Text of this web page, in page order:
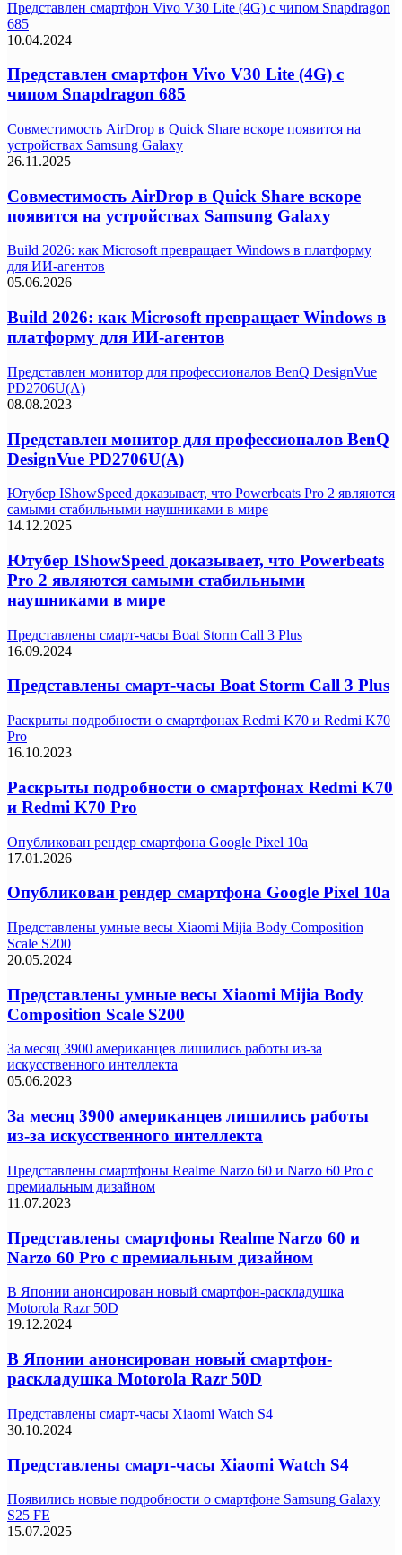
Представлен смартфон Vivo V30 Lite (4G) с чипом Snapdragon
685
10.04.2024
Представлен смартфон Vivo V30 Lite (4G) с
чипом Snapdragon 685
Совместимость AirDrop в Quick Share вскоре появится на
устройствах Samsung Galaxy
26.11.2025
Совместимость AirDrop в Quick Share вскоре
появится на устройствах Samsung Galaxy
Build 2026: как Microsoft превращает Windows в платформу
для ИИ-агентов
05.06.2026
Build 2026: как Microsoft превращает Windows в
платформу для ИИ-агентов
Представлен монитор для профессионалов BenQ DesignVue
PD2706U(A)
08.08.2023
Представлен монитор для профессионалов BenQ
DesignVue PD2706U(A)
Ютубер IShowSpeed доказывает, что Powerbeats Pro 2 являются
самыми стабильными наушниками в мире
14.12.2025
Ютубер IShowSpeed доказывает, что Powerbeats
Pro 2 являются самыми стабильными
наушниками в мире
Представлены смарт-часы Boat Storm Call 3 Plus
16.09.2024
Представлены смарт-часы Boat Storm Call 3 Plus
Раскрыты подробности о смартфонах Redmi K70 и Redmi K70
Pro
16.10.2023
Раскрыты подробности о смартфонах Redmi K70
и Redmi K70 Pro
Опубликован рендер смартфона Google Pixel 10a
17.01.2026
Опубликован рендер смартфона Google Pixel 10a
Представлены умные весы Xiaomi Mijia Body Composition
Scale S200
20.05.2024
Представлены умные весы Xiaomi Mijia Body
Composition Scale S200
За месяц 3900 американцев лишились работы из-за
искусственного интеллекта
05.06.2023
За месяц 3900 американцев лишились работы
из-за искусственного интеллекта
Представлены смартфоны Realme Narzo 60 и Narzo 60 Pro с
премиальным дизайном
11.07.2023
Представлены смартфоны Realme Narzo 60 и
Narzo 60 Pro с премиальным дизайном
В Японии анонсирован новый смартфон-раскладушка
Motorola Razr 50D
19.12.2024
В Японии анонсирован новый смартфон-
раскладушка Motorola Razr 50D
Представлены смарт-часы Xiaomi Watch S4
30.10.2024
Представлены смарт-часы Xiaomi Watch S4
Появились новые подробности о смартфоне Samsung Galaxy
S25 FE
15.07.2025